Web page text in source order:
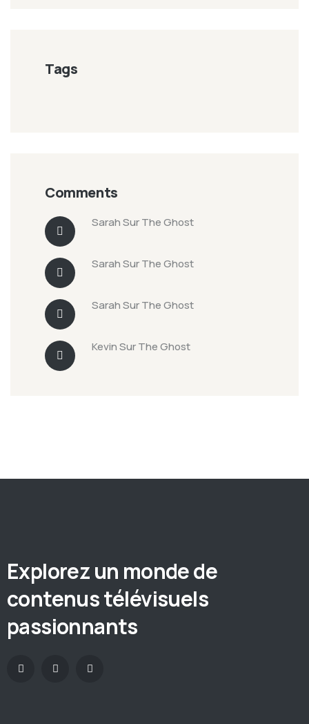
Tags
Comments
SarahSurThe Ghost
SarahSurThe Ghost
SarahSurThe Ghost
KevinSurThe Ghost
Explorez un monde de
contenus télévisuels
passionnants